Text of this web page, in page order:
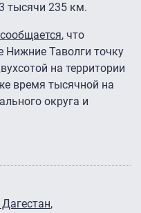
тысячи 235 км.
, что
Нижние Таволги точку
на территории
время тысячной на
округа и